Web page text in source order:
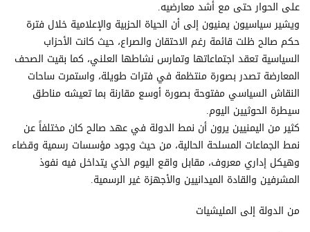
على الحوار حتى مع أشد معارضيه.
ويشير سياسيون يمنيون إلى أن الحياة الحزبية والإعلامية خلال فترة
حكم صالح ظلت قائمة رغم الاحتقان والصراع، حيث كانت الأحزاب
السياسية تعقد اجتماعاتها وتمارس نشاطها العلني، كما بقيت الصحف
المعارضة تصدر بصورة منتظمة في فترات طويلة، واستمرت ساحات
النقاش السياسي مفتوحة بصورة أوسع مقارنة بما تعيشه مناطق
سيطرة الحوثيين اليوم.
كثير من اليمنيين يرون أن نمط الدولة في عهد صالح كان مختلفاً عن
نمط الجماعات المسلحة الحالية، من حيث وجود مؤسسات رسمية وقضاء
وهيكل إداري معروف، مقابل واقع اليوم الذي يتداخل فيه نفوذ
المشرفين والقادة الميدانيين والأجهزة غير الرسمية.
من الدولة إلى المليشيات